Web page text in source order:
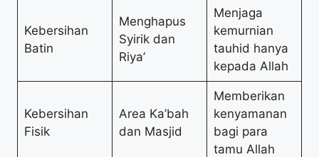
Kebersihan
Batin
Menghapus
Syirik dan
Riya’
Menjaga
kemurnian
tauhid hanya
kepada Allah
Kebersihan
Fisik
Area Ka’bah
dan Masjid
Memberikan
kenyamanan
bagi para
tamu Allah